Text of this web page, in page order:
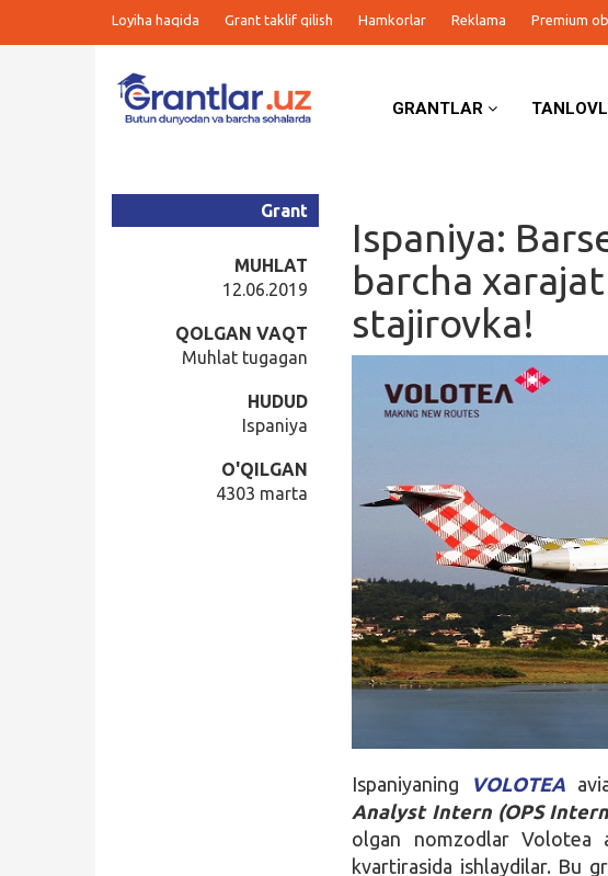
Loyiha haqida Grant taklif qilish Hamkorlar Reklama Premium
GRANTLAR
Ispaniya:
barcha
stajirovka!
Grant
MUHLAT
12.06.2019
QOLGAN VAQT
Muhlat tugagan
HUDUD
Ispaniya
O'QILGAN
4303 marta
Ispaniyaning VOLOTEA
Analyst Intern (OPS
olgan nomzodlar Volotea
kvartirasida ishlaydilar. Bu